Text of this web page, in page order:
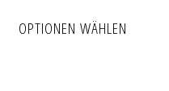
OPTIONEN WÄHLEN